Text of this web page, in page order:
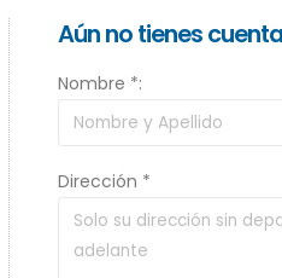
Aún no tienes
Nombre *:
Dirección *